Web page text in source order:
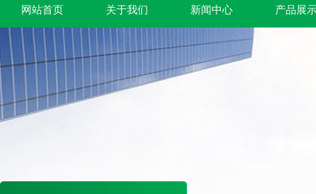
网站首页 关于我们 新闻中心 产品展